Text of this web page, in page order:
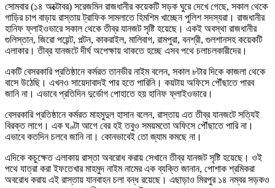
সোমবার (১৪ অক্টোবর) সরেজমিন রাজধানীর কয়েকটি সড়ক ঘুরে দেখে গেছে, সকাল থেকে
গাড়ির চাপ বাড়ায় রাস্তায় ট্রাফিক সামলাতে হিমশিম খাচ্ছেন পুলিশ সদস্যরা। রাজধানীর
হানিফ ফ্লাইওভারে সকাল থেকে তীব্র যানজট সৃষ্টি হয়েছে। একই অবস্থা রাজধানীর
গুলিস্তান, জিরো পয়েন্ট, পল্টন, কাকরাইল, মালিবাগ, রামপুরা, বনশ্রী, গুলশানসহ কয়েকটি
এলাকার। তীব্র যানজটে দীর্ঘ অপেক্ষায় থাকতে হচ্ছে এসব পথে চলাচলকারীদের।
একটি বেসরকারি প্রতিষ্ঠানে কর্মরত তানভীর নাইম বলেন, সকাল ৮টার দিকে কাজলা থেকে
বাসে উঠেছি। এখনও সায়েদাবাদই পার হতে পারিনি। কয়টায় অফিসে পৌঁছাতে পারব
জানি না। এভাবে প্রতিদিন দুর্ভোগ পোহাতে হয় হানিফ ফ্লাইওভারে।
বেসরকারি প্রতিষ্ঠানে কর্মরত মাহমুদুল হাসান বলেন, রাস্তায় এত তীব্র যানজটে সত্যিই
বিরক্ত লাগে। এক ঘণ্টা আগে বের হই তবুও সময়মতো অফিসে পৌঁছাতে পারি না।
এভাবে কতদিন চলবে জানি না। কোনভাবেই তো জ্যাম কমছে না।
এদিকে কচুক্ষেত এলাকায় রাস্তা অবরোধ করায় সেখানে তীব্র যানজট সৃষ্টি হয়েছে। ওই
পথে যাত্রা করা ইফতেখার মাহমুদ নাইম নামের এক ব্যক্তি জানান, পোশাক শ্রমিকরা
অবরোধ করায় এই রাস্তায় যানবাহন চলা বন্ধ রয়েছে। এছাড়াও মিরপুর ১৪ নম্বর সড়কও